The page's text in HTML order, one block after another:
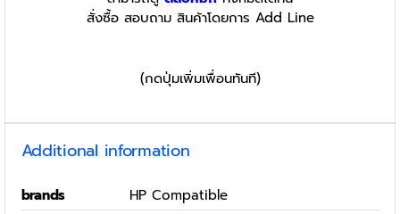
สั่งซื้อ สอบถาม สินค้าโดยการ Add Line
(กดปุ่มเพิ่มเพื่อนทันที)
Additional information
brands
HP Compatible